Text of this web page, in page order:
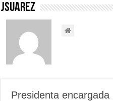
Jsuarez
Presidenta